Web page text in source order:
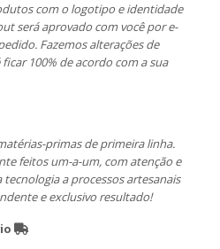
com o logotipo e identidade
será aprovado com você por e-
Fazemos alterações de
100% de acordo com a sua
primas de primeira linha.
feitos um-a-um, com atenção e
tecnologia a processos artesanais
e exclusivo resultado!